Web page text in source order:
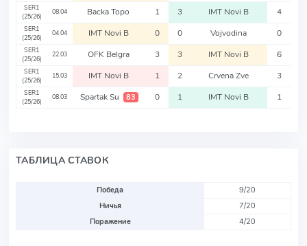
SER1
(25/26)
08.04 Backa Topo 1 3 IMT Novi B 4
SER1
(25/26)
04.04 IMT Novi B 0 0 Vojvodina 0
SER1
(25/26)
22.03 OFK Belgra 3 3 IMT Novi B 6
SER1
(25/26)
15.03 IMT Novi B 1 2 Crvena Zve 3
SER1
(25/26)
08.03 Spartak Su 83 0 1 IMT Novi B 1
ТАБЛИЦА СТАВОК
Победа
9/20
Ничья
7/20
Поражение
4/20